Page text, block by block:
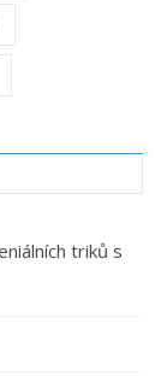
triků s